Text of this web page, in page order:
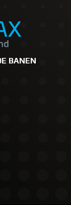
BANEN